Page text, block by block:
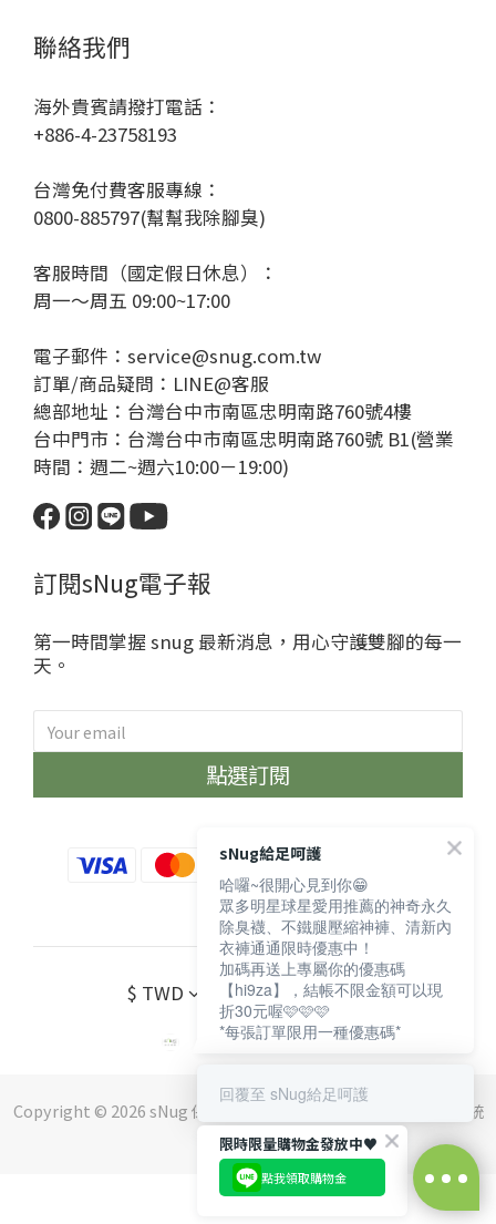
立即購買
聯絡我們
海外貴賓請撥打電話：
+886-4-23758193
台灣免付費客服專線：
0800-885797(幫幫我除腳臭)
客服時間（國定假日休息）：
周一～周五 09:00~17:00
電子郵件：service@snug.com.tw
訂單/商品疑問： LINE@客服
總部地址：台灣台中市南區忠明南路760號4樓
台中門市：台灣台中市南區忠明南路760號 B1(營業
時間：週二~週六10:00－19:00)
訂閱sNug電子報
第一時間掌握 snug 最新消息，用心守護雙腳的每一
天。
點選訂閱
$ TWD 繁體中文
Copyright © 2026 sNug 保留一切權利 ｜斯傑利企業有限公司 ｜ 統
編：16552210
sNug給足呵護
哈囉~很開心見到你😁
眾多明星球星愛用推薦的神奇永久
除臭襪、不鐵腿壓縮神褲、清新內
衣褲通通限時優惠中！
加碼再送上專屬你的優惠碼
【hi9za】，結帳不限金額可以現
折30元喔🩷🩷🩷
*每張訂單限用一種優惠碼*
回覆至 sNug給足呵護
限時限量購物金發放中♥️
點我領取購物金